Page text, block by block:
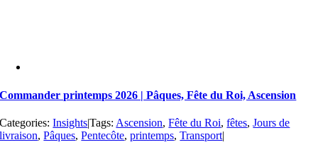
Commander printemps 2026 | Pâques, Fête du Roi, Ascension
Categories:Insights|Tags: Ascension,Fête du Roi,fêtes,Jours de
livraison,Pâques,Pentecôte,printemps,Transport|